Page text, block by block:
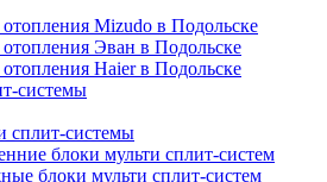
Mizudo в Подольске
Эван в Подольске
Haier в Подольске
системы
сплит-системы
блоки мульти сплит-систем
блоки мульти сплит-систем